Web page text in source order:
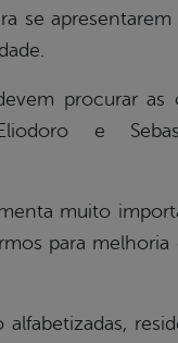
se
procurar as
e
muito
para